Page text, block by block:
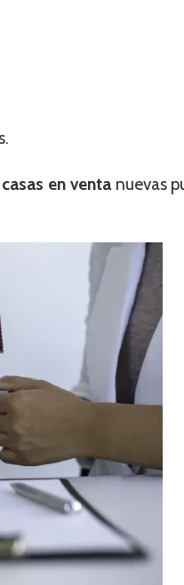
casas en ventanuevas